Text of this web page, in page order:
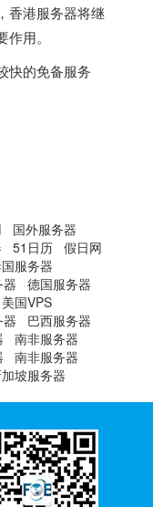
香港服务器将继
用。
快的免备服务
国外服务器
51日历 假日网
服务器
德国服务器
美国VPS
巴西服务器
南非服务器
南非服务器
坡服务器